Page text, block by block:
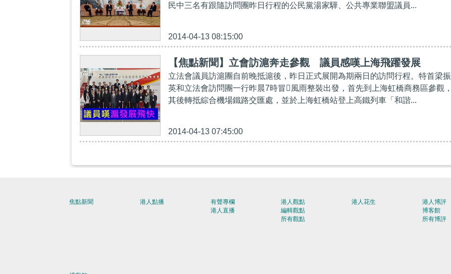
民中三名有跟隨訪問團昨日行程的公民黨湯家驊、公共專業聯盟議員...
2014-04-13 08:15:00
【焦點新聞】立會訪滬奔走參觀 議員感嘆上海飛躍發展
立法會議員訪滬團自前晚抵滬後，昨日正式展開為期兩日的訪問行程。特首梁振
英和立法會訪問團一行昨晨7時冒風雨整裝出發，首先到上海虹橋商務區參觀，
其後轉抵綜合機場鐵路交匯處，並於上海虹橋站登上高鐵列車「和諧...
2014-04-13 07:45:00
焦點新聞 港人點播
有聲專欄
港人直播
港人觀點
編輯觀點
所有觀點
港人花生
港人博評
博客館
所有博評